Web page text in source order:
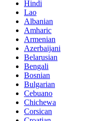
Hindi
Lao
Albanian
Amharic
Armenian
Azerbaijani
Belarusian
Bengali
Bosnian
Bulgarian
Cebuano
Chichewa
Corsican